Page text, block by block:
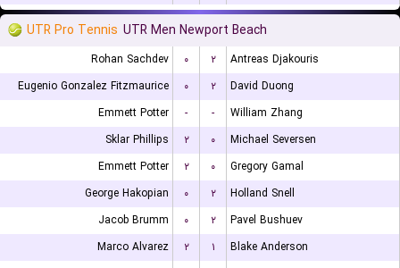
UTR Pro Tennis UTR Men Newport Beach
Rohan Sachdev ۰ ۲
Antreas Djakouris
Eugenio Gonzalez Fitzmaurice
۰ ۲
David Duong
Emmett Potter
- -
William Zhang
Sklar Phillips
۲ ۰
Michael Seversen
Emmett Potter
۲ ۰
Gregory Gamal
George Hakopian
۰ ۲
Holland Snell
Jacob Brumm
۰ ۲
Pavel Bushuev
Marco Alvarez
۲ ۱
Blake Anderson